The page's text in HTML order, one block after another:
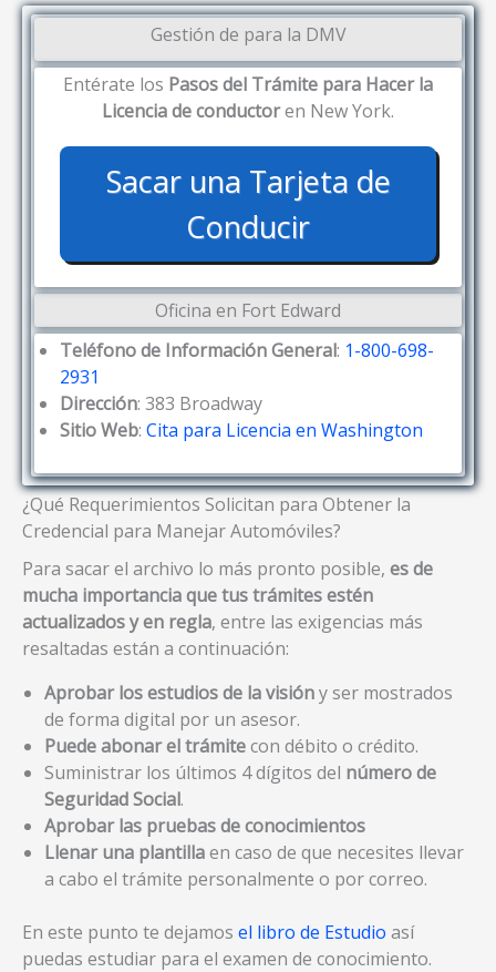
Gestión de para la DMV
Oficina en Fort Edward
Entérate los Pasos del Trámite para Hacer la
Licencia de conductoren New York.
Sacar una Tarjeta de
Conducir
Teléfono de Información General: 1-800-698-
2931
Dirección: 383 Broadway
Sitio Web: Cita para Licencia en Washington
¿Qué Requerimientos Solicitan para Obtener la
Credencial para Manejar Automóviles?
Para sacar el archivo lo más pronto posible, es de
mucha importancia que tus trámites estén
actualizados y en regla, entre las exigencias más
resaltadas están a continuación:
Aprobar los estudios de la visióny ser mostrados
de forma digital por un asesor.
Puede abonar el trámitecon débito o crédito.
Suministrar los últimos 4 dígitos del número de
Seguridad Social.
Aprobar las pruebas de conocimientos
Llenar una plantillaen caso de que necesites llevar
a cabo el trámite personalmente o por correo.
En este punto te dejamos el libro de Estudio así
puedas estudiar para el examen de conocimiento.